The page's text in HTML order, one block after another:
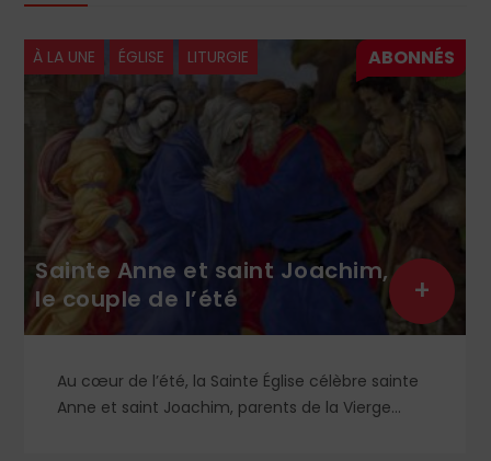
À LA UNE ÉGLISE LITURGIE
Sainte Anne et saint Joachim,
le couple de l’été
Au cœur de l’été, la Sainte Église célèbre sainte
Anne et saint Joachim, parents de la Vierge
+